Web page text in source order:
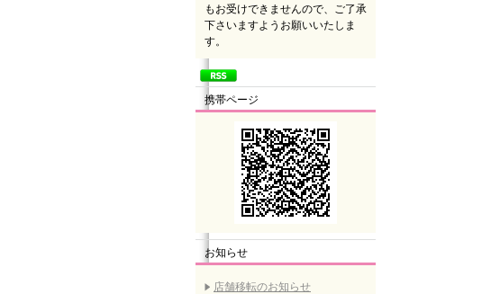
もお受けできませんので、ご了承
下さいますようお願いいたしま
す。
携帯ページ
お知らせ
店舗移転のお知らせ